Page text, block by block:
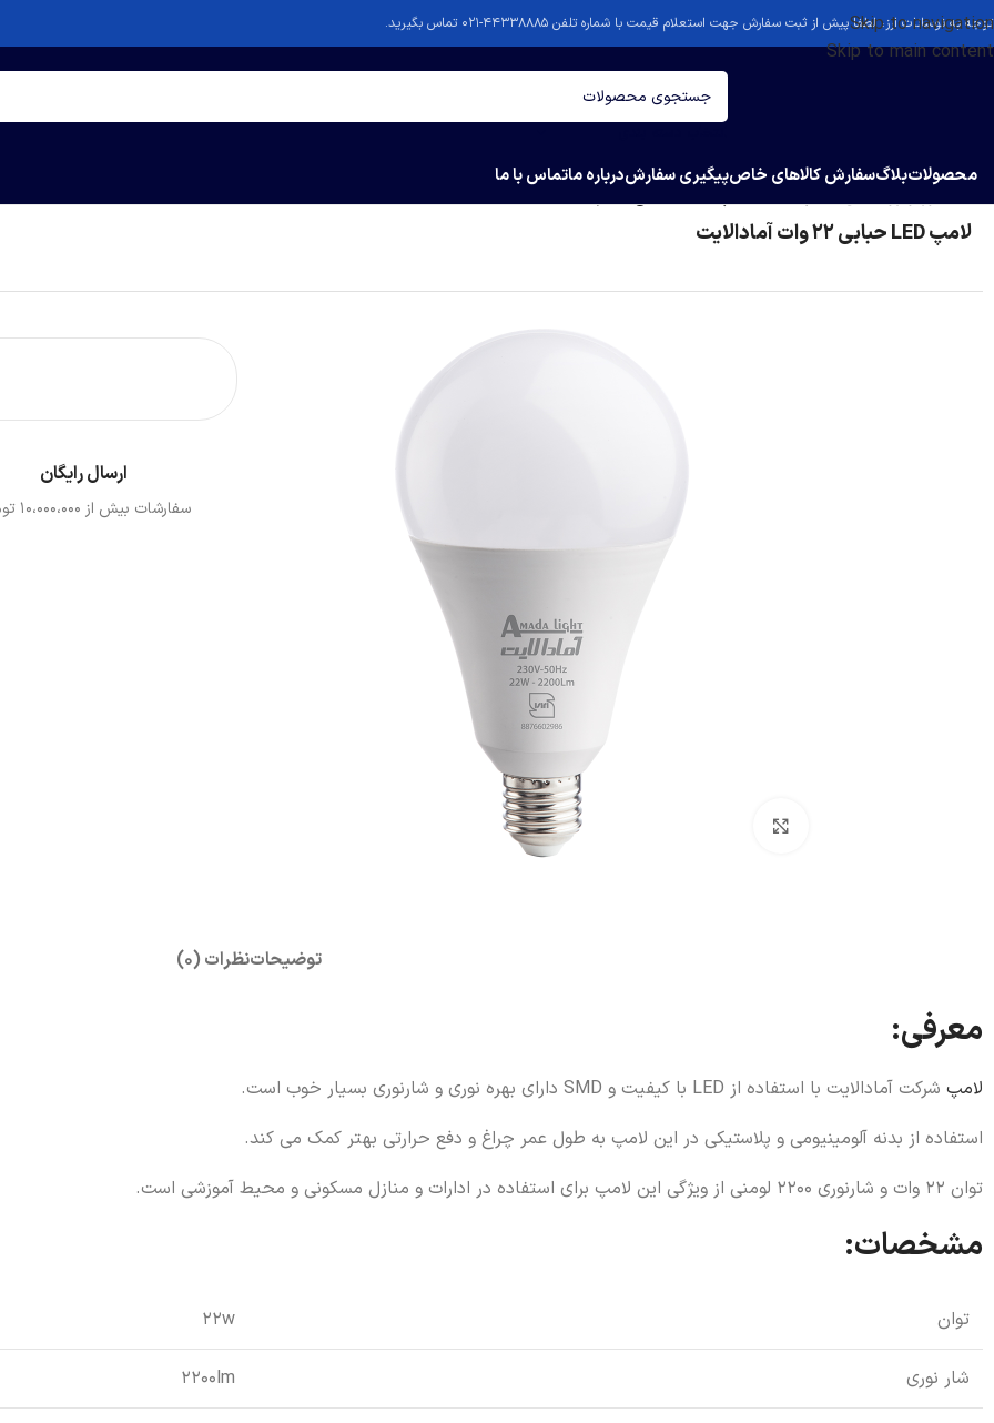
Skip to navigation
Skip to main content
به نوسانات ارز، لطفا پیش از ثبت سفارش جهت استعلام قیمت با شماره تلفن ۴۴۳۳۸۸۸۵-۰۲۱ تماس بگیرید.
محصولاتبلاگسفارش کالاهای خاصپیگیری سفارشدرباره ماتماس با ما
لامپ LED حبابی 22 وات آمادالایت
ارسال رایگان
سفارشات بیش از ۱۰،000،000 تومان
توضیحاتنظرات (0)
معرفی:
لامپ شرکت آمادالایت با استفاده از LED با کیفیت و SMD دارای بهره نوری و شارنوری بسیار خوب است.
استفاده از بدنه آلومینیومی و پلاستیکی در این لامپ به طول عمر چراغ و دفع حرارتی بهتر کمک می کند.
توان 22 وات و شارنوری 2200 لومنی از ویژگی این لامپ برای استفاده در ادارات و منازل مسکونی و محیط آموزشی است.
مشخصات:
توان 22w
شار نوری 2200lm